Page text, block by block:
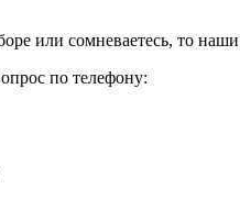
или сомневаетесь, то
по телефону: